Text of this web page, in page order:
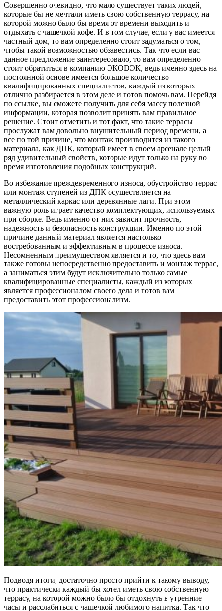
Совершенно очевидно, что мало существует таких людей,
которые бы не мечтали иметь свою собственную террасу, на
которой можно было бы время от времени выходить и
отдыхать с чашечкой кофе. И в том случае, если у вас имеется
частный дом, то вам определенно стоит задуматься о том,
чтобы такой возможностью обзавестись. Так что если вас
данное предложение заинтересовало, то вам определенно
стоит обратиться в компанию ЭКОDЭК, ведь именно здесь на
постоянной основе имеется большое количество
квалифицированных специалистов, каждый из которых
отлично разбирается в этом деле и готов помочь вам. Перейдя
по ссылке, вы сможете получить для себя массу полезной
информации, которая позволит принять вам правильное
решение. Стоит отметить и тот факт, что такие террасы
прослужат вам довольно внушительный период времени, а
все по той причине, что монтаж производится из такого
материала, как ДПК, который имеет в своем арсенале целый
ряд удивительный свойств, которые идут только на руку во
время изготовления подобных конструкций.
Во избежание преждевременного износа, обустройство террас
или монтаж ступеней из ДПК осуществляется на
металлический каркас или деревянные лаги. При этом
важную роль играет качество комплектующих, используемых
при сборке. Ведь именно от них зависит прочность,
надежность и безопасность конструкции. Именно по этой
причине данный материал является настолько
востребованным и эффективным в процессе износа.
Несомненным преимуществом является и то, что здесь вам
также готовы непосредственно предоставить и монтаж террас,
а заниматься этим будут исключительно только самые
квалифицированные специалисты, каждый из которых
является профессионалом своего дела и готов вам
предоставить этот профессионализм.
Подводя итоги, достаточно просто прийти к такому выводу,
что практически каждый бы хотел иметь свою собственную
террасу, на которой можно было бы отдохнуть в утренние
часы и расслабиться с чашечкой любимого напитка. Так что